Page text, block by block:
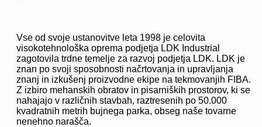
Vse od svoje ustanovitve leta 1998 je celovita
visokotehnološka oprema podjetja LDK Industrial
zagotovila trdne temelje za razvoj podjetja LDK. LDK je
znan po svoji sposobnosti načrtovanja in upravljanja
znanj in izkušenj proizvodne ekipe na tekmovanjih FIBA.
Z izbiro mehanskih obratov in pisarniških prostorov, ki se
nahajajo v različnih stavbah, raztresenih po 50.000
kvadratnih metrih bujnega parka, obseg naše tovarne
nenehno narašča.